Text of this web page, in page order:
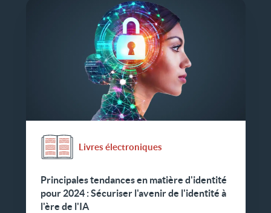
Livres électroniques
Principales tendances en matière d'identité
pour 2024 : Sécuriser l'avenir de l'identité à
l'ère de l'IA